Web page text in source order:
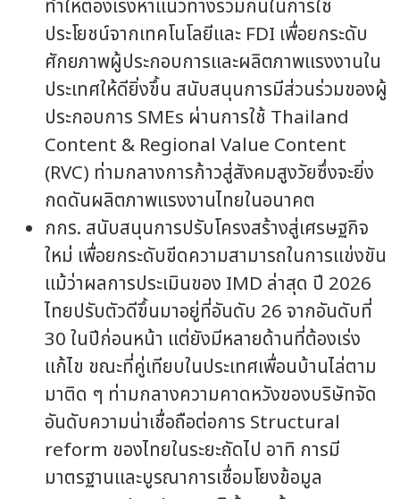
ทำให้ต้องเร่งหาแนวทางร่วมกันในการใช้
ประโยชน์จากเทคโนโลยีและ FDI เพื่อยกระดับ
ศักยภาพผู้ประกอบการและผลิตภาพแรงงานใน
ประเทศให้ดียิ่งขึ้น สนับสนุนการมีส่วนร่วมของผู้
ประกอบการ SMEs ผ่านการใช้ Thailand
Content & Regional Value Content
(RVC) ท่ามกลางการก้าวสู่สังคมสูงวัยซึ่งจะยิ่ง
กดดันผลิตภาพแรงงานไทยในอนาคต
กกร. สนับสนุนการปรับโครงสร้างสู่เศรษฐกิจ
ใหม่ เพื่อยกระดับขีดความสามารถในการแข่งขัน
แม้ว่าผลการประเมินของ IMD ล่าสุด ปี 2026
ไทยปรับตัวดีขึ้นมาอยู่ที่อันดับ 26 จากอันดับที่
30 ในปีก่อนหน้า แต่ยังมีหลายด้านที่ต้องเร่ง
แก้ไข ขณะที่คู่เทียบในประเทศเพื่อนบ้านไล่ตาม
มาติด ๆ ท่ามกลางความคาดหวังของบริษัทจัด
อันดับความน่าเชื่อถือต่อการ Structural
reform ของไทยในระยะถัดไป อาทิ การมี
มาตรฐานและบูรณาการเชื่อมโยงข้อมูล